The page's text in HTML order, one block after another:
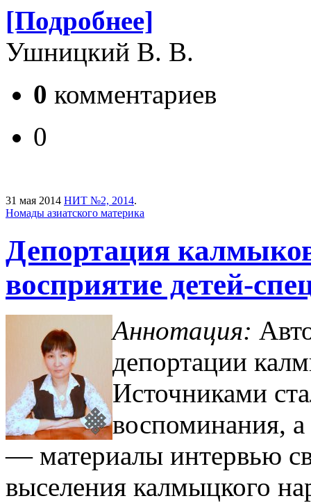
[Подробнее]
Ушницкий В. В.
0 комментариев
0
31 мая 2014 НИТ №2, 2014.
Номады азиатского материка
Депортация
восприятие детей-
Аннотация:
депортации
Источниками
воспоминания, а
— материалы интервью
выселения калмыцкого